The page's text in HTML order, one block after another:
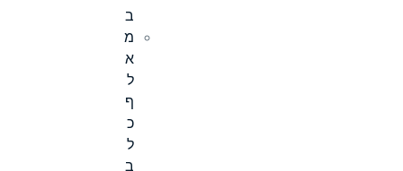
ב
מ
א
ל
ף
כ
ל
ב